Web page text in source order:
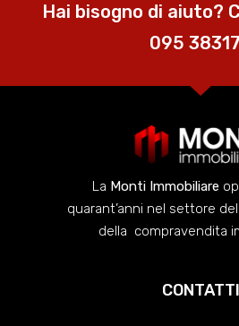
Hai bisogno di aiuto?
095
La Monti Immobiliare
quarant’anni nel settore
della compravendita
CONTATTI